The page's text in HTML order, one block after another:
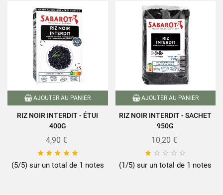
AJOUTER AU PANIER
RIZ NOIR INTERDIT - ÉTUI
400G
4,90 €
    
(5/5) sur un total de 1 notes
AJOUTER AU PANIER
RIZ NOIR INTERDIT - SACHET
950G
10,20 €
    
(1/5) sur un total de 1 notes